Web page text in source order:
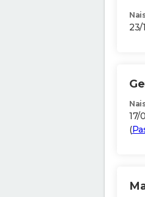
23/
17/
(